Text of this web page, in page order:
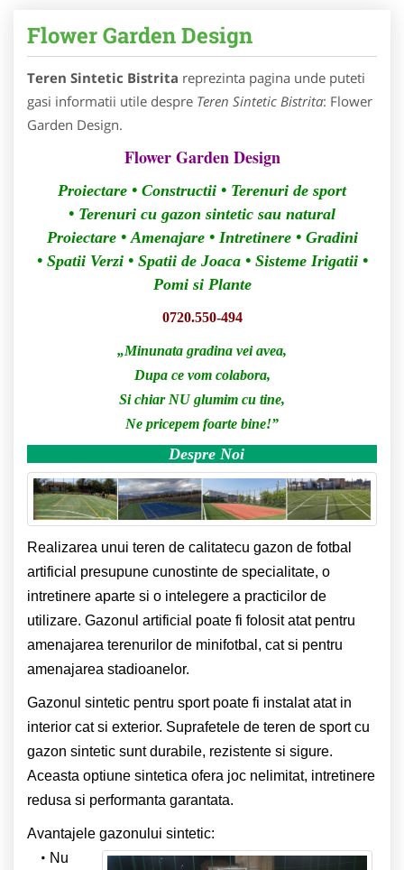
Flower Garden Design
Teren Sintetic Bistrita reprezinta pagina unde puteti
gasi informatii utile despre Teren Sintetic Bistrita: Flower
Garden Design.
Flower Garden Design
Proiectare • Constructii • Terenuri de sport
• Terenuri cu gazon sintetic sau natural
Proiectare • Amenajare •Intretinere •Gradini
• Spatii Verzi • Spatii de Joaca • Sisteme Irigatii •
Pomi si Plante
0720.550-494
„Minunata gradina vei avea,
Dupa ce vom colabora,
Si chiar NU glumim cu tine,
Ne pricepem foarte bine!”
Despre Noi
Realizarea unui teren de calitatecu gazon de fotbal
artificial presupune cunostinte de specialitate, o
intretinere aparte si o intelegere a practicilor de
utilizare. Gazonul artificial poate fi folosit atat pentru
amenajarea terenurilor de minifotbal, cat si pentru
amenajarea stadioanelor.
Gazonul sintetic pentru sport poate fi instalat atat in
interior cat si exterior. Suprafetele de teren de sport cu
gazon sintetic sunt durabile, rezistente si sigure.
Aceasta optiune sintetica ofera joc nelimitat, intretinere
redusa si performanta garantata.
Avantajele gazonului sintetic:
Nu